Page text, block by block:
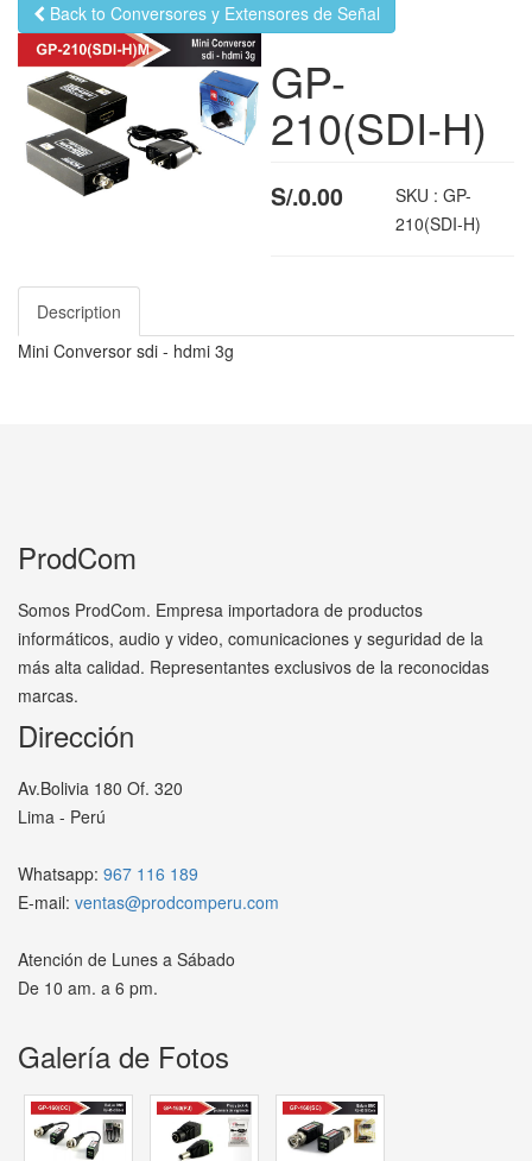
Back to Conversores y Extensores de Señal
GP-
210(SDI-H)
S/.0.00 SKU : GP-
210(SDI-H)
Description
Mini Conversor sdi - hdmi 3g
ProdCom
Somos ProdCom. Empresa importadora de productos
informáticos, audio y video, comunicaciones y seguridad de la
más alta calidad. Representantes exclusivos de la reconocidas
marcas.
Dirección
Av.Bolivia 180 Of. 320
Lima - Perú
Whatsapp: 967 116 189
E-mail: ventas@prodcomperu.com
Atención de Lunes a Sábado
De 10 am. a 6 pm.
Galería de Fotos